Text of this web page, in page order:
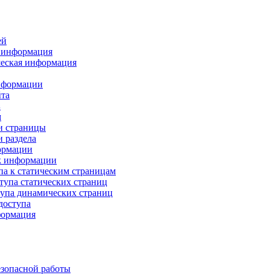
информация
информация
страницы
раздела
информации
к статическим страницам
статических страниц
динамических страниц
работы